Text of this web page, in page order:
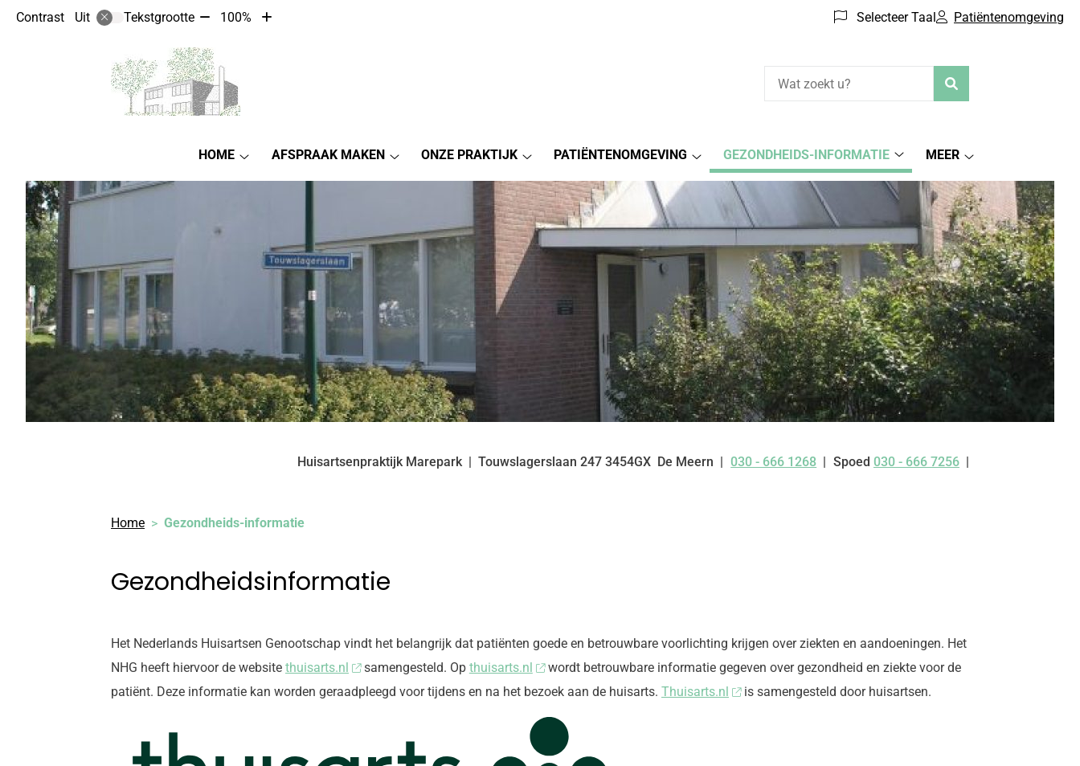
Contrast Uit Tekstgrootte Tekst
met
10%
100%
Tekst
Selecteer Taal Patiëntenomgeving
Hoofdmenu
HOME
AFSPRAAK MAKEN
ONZE PRAKTIJK
Praktijk
submenu
PATIËNTENOMGEVING
Patiëntenomgeving
submenu
GEZONDHEIDS-INFORMATIE
Gezondheids-
informatie
submenu
MEER
submenu
Huisartsenpraktijk Marepark Touwslagerslaan 247 3454GX De Meern Tel:
030 - 666 1268 Spoed 030 - 666 7256
Home Gezondheids-informatie
Gezondheidsinformatie
Het Nederlands Huisartsen Genootschap vindt het belangrijk dat patiënten goede en betrouwbare voorlichting krijgen over ziekten en aandoeningen. Het
NHG heeft hiervoor de website thuisarts.nl samengesteld. Op thuisarts.nl
wordt betrouwbare informatie gegeven over gezondheid en ziekte voor de
patiënt. Deze informatie kan worden geraadpleegd voor tijdens en na het bezoek aan de huisarts. Thuisarts.nl is samengesteld door huisartsen.